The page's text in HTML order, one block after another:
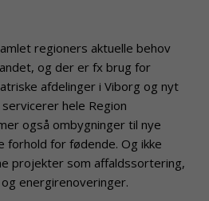
regioners aktuelle behov
og der er fx brug for
afdelinger i Viborg og nyt
hele Region
også ombygninger til nye
forhold for fødende. Og ikke
projekter som affaldssortering,
energirenoveringer.